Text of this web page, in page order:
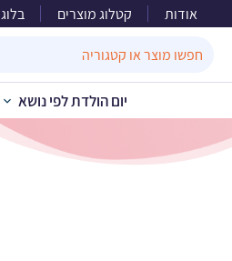
אודות קטלוג מוצרים בלוג
for:
יום הולדת לפי נושא